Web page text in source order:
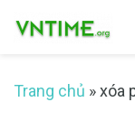
Trang chủ »xóa